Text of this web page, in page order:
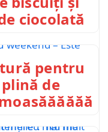
ciocolată
pentru
de